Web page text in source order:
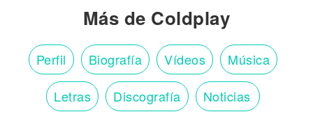
Más de Coldplay
Perfil Biografía Vídeos Música
Letras Discografía Noticias